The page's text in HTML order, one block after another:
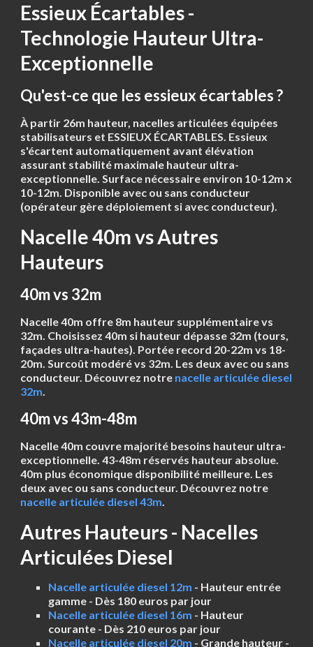
Essieux Écartables -
Technologie Hauteur Ultra-
Exceptionnelle
Qu'est-ce que les essieux écartables ?
À partir 26m hauteur, nacelles articulées équipées
stabilisateurs et ESSIEUX ÉCARTABLES. Essieux
s'écartent automatiquement avant élévation
assurant stabilité maximale hauteur ultra-
exceptionnelle. Surface nécessaire environ 10-12m x
10-12m. Disponible avec ou sans conducteur
(opérateur gère déploiement si avec conducteur).
Nacelle 40m vs Autres
Hauteurs
40m vs 32m
Nacelle40m offre 8m hauteur supplémentaire vs
32m. Choisissez 40m si hauteur dépasse 32m (tours,
façades ultra-hautes). Portée record 20-22m vs 18-
20m. Surcoût modéré vs 32m. Les deux avec ou sans
conducteur. Découvrez notre nacelle articulée diesel
32m.
40m vs 43m-48m
Nacelle40m couvre majorité besoins hauteur ultra-
exceptionnelle. 43-48m réservés hauteur absolue.
40m plus économique disponibilité meilleure. Les
deux avec ou sans conducteur. Découvrez notre
nacelle articulée diesel 43m.
Autres Hauteurs - Nacelles
Articulées Diesel
Nacelle articulée diesel 12m - Hauteur entrée
gamme - Dès 180 euros par jour
Nacelle articulée diesel 16m - Hauteur
courante - Dès 210 euros par jour
Nacelle articulée diesel 20m - Grande hauteur -